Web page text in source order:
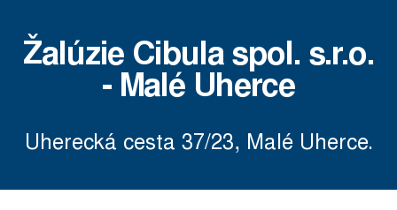
Žalúzie Cibula spol. s.r.o.
- Malé Uherce
Uherecká cesta 37/23, Malé Uherce.